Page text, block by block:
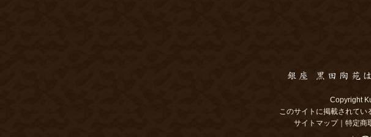
Copyright
このサイトに掲載されてい
サイトマップ｜ 特定商